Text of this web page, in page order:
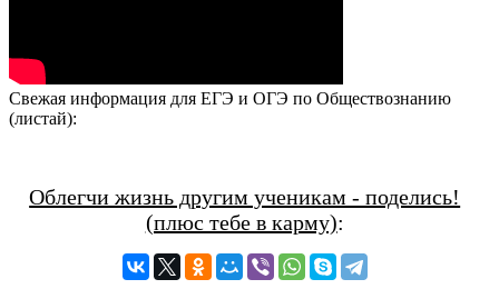
Свежая информация для ЕГЭ и ОГЭ по Обществознанию
(листай):
Облегчи жизнь другим ученикам - поделись!
(плюс тебе в карму):